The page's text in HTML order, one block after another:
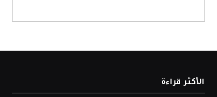
«طيران الرياض» يدشن أولى رحلاته إلى مومباي
ويضيف الوجهة التشغيلية الثامنة
الأكثر قراءة